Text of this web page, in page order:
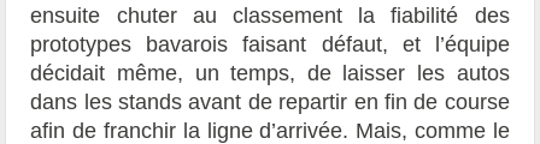
ensuite chuter au classement la fiabilité des
prototypes bavarois faisant défaut, et l’équipe
décidait même, un temps, de laisser les autos
dans les stands avant de repartir en fin de course
afin de franchir la ligne d’arrivée. Mais, comme le